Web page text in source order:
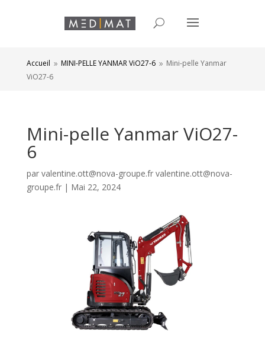
Accueil 9 MINI-PELLE YANMAR ViO27-6 9 Mini-pelle Yanmar
ViO27-6
Mini-pelle Yanmar ViO27-
6
par valentine.ott@nova-groupe.fr valentine.ott@nova-
groupe.fr| Mai 22, 2024